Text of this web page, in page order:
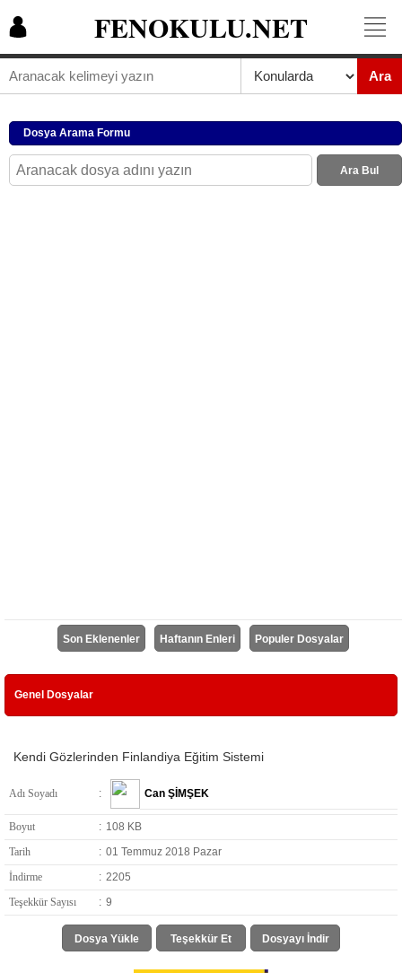
FENOKULU.NET
Ara
Dosya Arama Formu
Ara Bul
Son Eklenenler Haftanın Enleri Populer Dosyalar
Genel Dosyalar
Kendi Gözlerinden Finlandiya Eğitim Sistemi
Adı Soyadı : Can ŞİMŞEK
Boyut : 108 KB
Tarih
: 01 Temmuz 2018 Pazar
İndirme
: 2205
Teşekkür Sayısı
: 9
Dosya Yükle Teşekkür Et Dosyayı İndir